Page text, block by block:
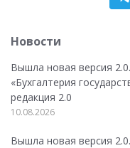
Новости
Вышла новая версия
«Бухгалтерия
редакция 2.0
10.08.2026
Вышла новая версия